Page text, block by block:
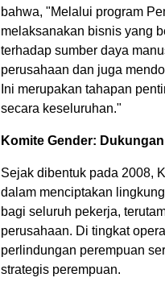
bahwa, "Melalui program
melaksanakan bisnis yang
terhadap sumber daya
perusahaan dan juga
Ini merupakan tahapan
secara keseluruhan."
Komite Gender:
Sejak dibentuk pada 2008,
dalam menciptakan
bagi seluruh pekerja,
perusahaan. Di tingkat
perlindungan perempuan
strategis perempuan.